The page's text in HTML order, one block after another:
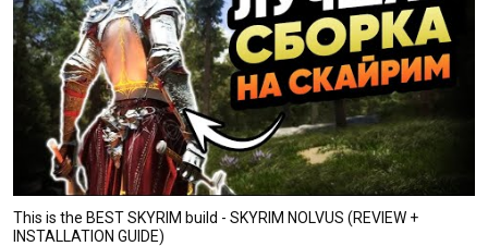
This is the BEST SKYRIM build - SKYRIM NOLVUS (REVIEW +
INSTALLATION GUIDE)